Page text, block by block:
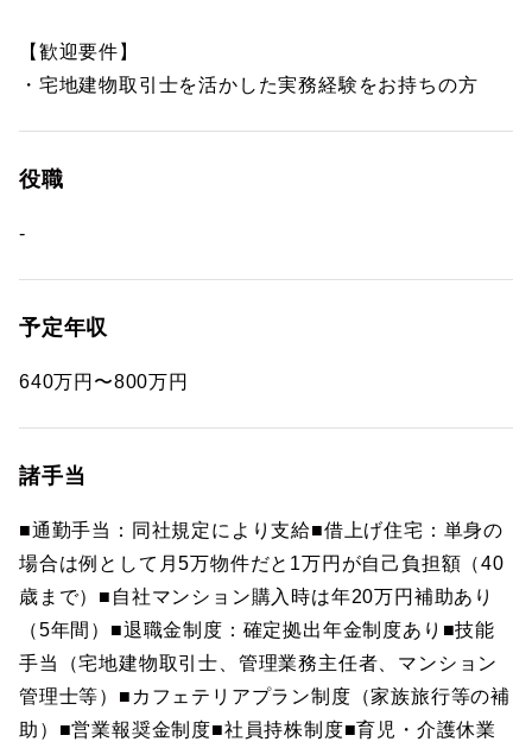
【歓迎要件】
・宅地建物取引士を活かした実務経験をお持ちの方
役職
-
予定年収
640万円〜800万円
諸手当
■通勤手当：同社規定により支給■借上げ住宅：単身の
場合は例として月5万物件だと1万円が自己負担額（40
歳まで）■自社マンション購入時は年20万円補助あり
（5年間）■退職金制度：確定拠出年金制度あり■技能
手当（宅地建物取引士、管理業務主任者、マンション
管理士等）■カフェテリアプラン制度（家族旅行等の補
助）■営業報奨金制度■社員持株制度■育児・介護休業